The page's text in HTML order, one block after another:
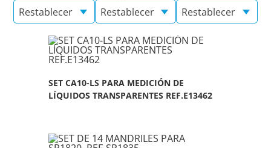
Restablecer Restablecer Restablecer
SET CA10-LS PARA MEDICIÓN DE
LÍQUIDOS TRANSPARENTES REF.E13462